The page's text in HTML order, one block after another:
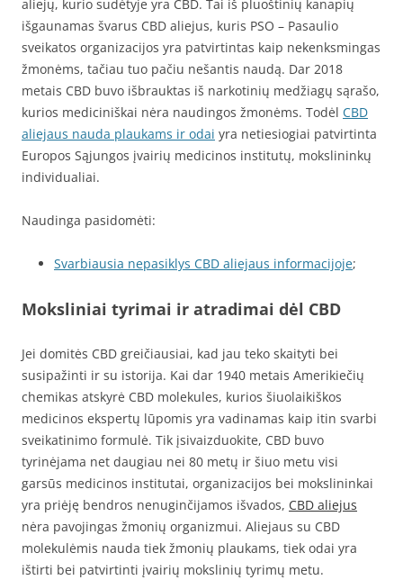
aliejų, kurio sudėtyje yra CBD. Tai iš pluoštinių kanapių
išgaunamas švarus CBD aliejus, kuris PSO – Pasaulio
sveikatos organizacijos yra patvirtintas kaip nekenksmingas
žmonėms, tačiau tuo pačiu nešantis naudą. Dar 2018
metais CBD buvo išbrauktas iš narkotinių medžiagų sąrašo,
kurios mediciniškai nėra naudingos žmonėms. Todėl CBD
aliejaus nauda plaukams ir odai yra netiesiogiai patvirtinta
Europos Sąjungos įvairių medicinos institutų, mokslininkų
individualiai.
Naudinga pasidomėti:
Svarbiausia nepasiklys CBD aliejaus informacijoje;
Moksliniai tyrimai ir atradimai dėl CBD
Jei domitės CBD greičiausiai, kad jau teko skaityti bei
susipažinti ir su istorija. Kai dar 1940 metais Amerikiečių
chemikas atskyrė CBD molekules, kurios šiuolaikiškos
medicinos ekspertų lūpomis yra vadinamas kaip itin svarbi
sveikatinimo formulė. Tik įsivaizduokite, CBD buvo
tyrinėjama net daugiau nei 80 metų ir šiuo metu visi
garsūs medicinos institutai, organizacijos bei mokslininkai
yra priėję bendros nenuginčijamos išvados, CBD aliejus
nėra pavojingas žmonių organizmui. Aliejaus su CBD
molekulėmis nauda tiek žmonių plaukams, tiek odai yra
ištirti bei patvirtinti įvairių mokslinių tyrimų metu.